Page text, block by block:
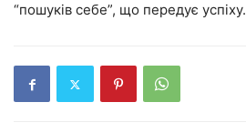
“пошуків себе”, що передує успіху.